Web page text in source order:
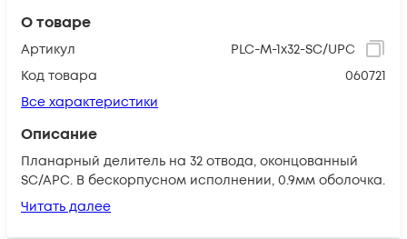
О товаре
Артикул
PLC-M-1x32-SC/UPC
Код товара
060721
Все характеристики
Описание
Планарный делитель на 32 отвода, оконцованный
SC/APC. В бескорпусном исполнении, 0.9мм оболочка.
Читать далее